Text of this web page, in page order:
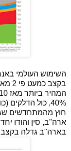
חוץ מהמתחדשים
בארה"ב גדלה בקצב המהיר